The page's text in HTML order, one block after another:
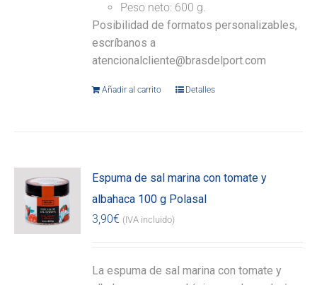
Peso neto: 600 g.
Posibilidad de formatos personalizables,
escríbanos a
atencionalcliente@brasdelport.com
Añadir al carrito Detalles
Espuma de sal marina con tomate y
albahaca 100 g Polasal
3,90€ (IVA incluido)
La espuma de sal marina con tomate y